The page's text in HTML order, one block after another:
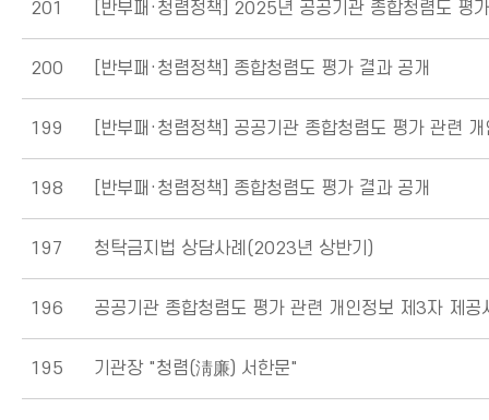
201
200 [반부패·청렴정책] 종합청렴도 평가 결과 공개
199 [반부패·청렴정책] 공공기관 종합청렴도 평가 관련 개인정보 제3자 제공사항
198 [반부패·청렴정책] 종합청렴도 평가 결과 공개
197 청탁금지법 상담사례(2023년 상반기)
196
195 기관장 "청렴(淸廉) 서한문"